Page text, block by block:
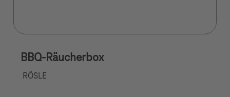
BBQ-Räucherbox
RÖSLE